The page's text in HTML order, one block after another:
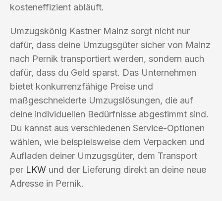
kosteneffizient abläuft.
Umzugskönig Kastner Mainz sorgt nicht nur
dafür, dass deine Umzugsgüter sicher von Mainz
nach Pernik transportiert werden, sondern auch
dafür, dass du Geld sparst. Das Unternehmen
bietet konkurrenzfähige Preise und
maßgeschneiderte Umzugslösungen, die auf
deine individuellen Bedürfnisse abgestimmt sind.
Du kannst aus verschiedenen Service-Optionen
wählen, wie beispielsweise dem Verpacken und
Aufladen deiner Umzugsgüter, dem Transport
per LKW und der Lieferung direkt an deine neue
Adresse in Pernik.